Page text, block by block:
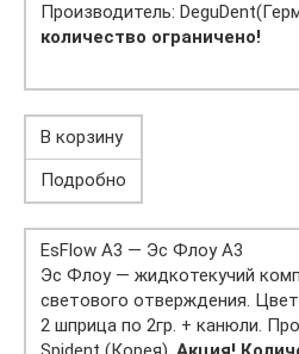
Производитель:
количество ограничено!
В корзину
Подробно
EsFlow А3 — Эс Флоу А3
Эс Флоу — жидкотекучий
светового отверждения.
2 шприца по 2гр. + канюли.